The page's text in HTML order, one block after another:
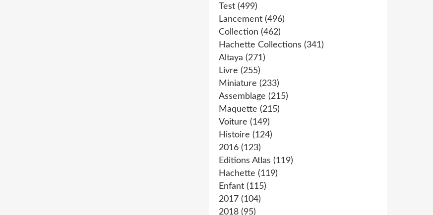
Test (499)
Lancement (496)
Collection (462)
Hachette Collections (341)
Altaya (271)
Livre (255)
Miniature (233)
Assemblage (215)
Maquette (215)
Voiture (149)
Histoire (124)
2016 (123)
Editions Atlas (119)
Hachette (119)
Enfant (115)
2017 (104)
2018 (95)